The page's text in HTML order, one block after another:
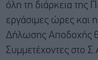
όλη τη διάρκεια της
εργάσιμες ώρες και
Δήλωσης Αποδοχής
Συμμετέχοντες στο